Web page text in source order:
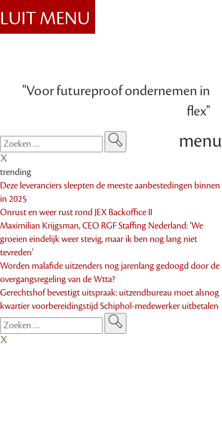
"Voor futureproof ondernemen in
flex"
MENU
menu
trending
Deze leveranciers sleepten de meeste aanbestedingen binnen
in 2025
Onrust en weer rust rond JEX Backoffice II
Maximilian Krijgsman, CEO RGF Staffing Nederland: ‘We
groeien eindelijk weer stevig, maar ik ben nog lang niet
tevreden’
Worden malafide uitzenders nog jarenlang gedoogd door de
overgangsregeling van de Wtta?
Gerechtshof bevestigt uitspraak: uitzendbureau moet alsnog
kwartier voorbereidingstijd Schiphol-medewerker uitbetalen